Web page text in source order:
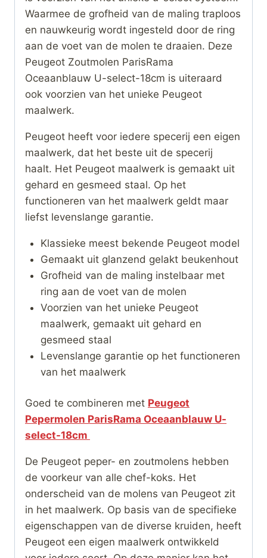
Waarmee de grofheid van de maling traploos
en nauwkeurig wordt ingesteld door de ring
aan de voet van de molen te draaien. Deze
Peugeot Zoutmolen ParisRama
Oceaanblauw U-select-18cm is uiteraard
ook voorzien van het unieke Peugeot
maalwerk.
Peugeot heeft voor iedere specerij een eigen
maalwerk, dat het beste uit de specerij
haalt. Het Peugeot maalwerk is gemaakt uit
gehard en gesmeed staal. Op het
functioneren van het maalwerk geldt maar
liefst levenslange garantie.
Klassieke meest bekende Peugeot model
Gemaakt uit glanzend gelakt beukenhout
Grofheid van de maling instelbaar met
ring aan de voet van de molen
Voorzien van het unieke Peugeot
maalwerk, gemaakt uit gehard en
gesmeed staal
Levenslange garantie op het functioneren
van het maalwerk
Goed te combineren met Peugeot
Pepermolen ParisRama Oceaanblauw U-
select-18cm
De Peugeot peper- en zoutmolens hebben
de voorkeur van alle chef-koks. Het
onderscheid van de molens van Peugeot zit
in het maalwerk. Op basis van de specifieke
eigenschappen van de diverse kruiden, heeft
Peugeot een eigen maalwerk ontwikkeld